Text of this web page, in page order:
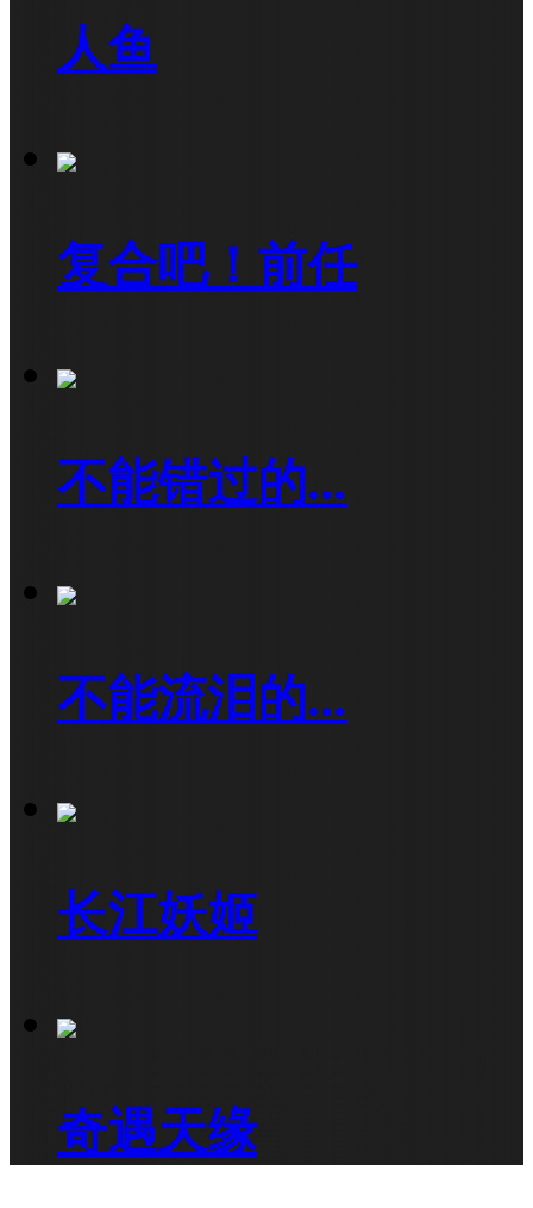
人鱼
复合吧！前任
不能错过的...
不能流泪的...
长江妖姬
奇遇天缘